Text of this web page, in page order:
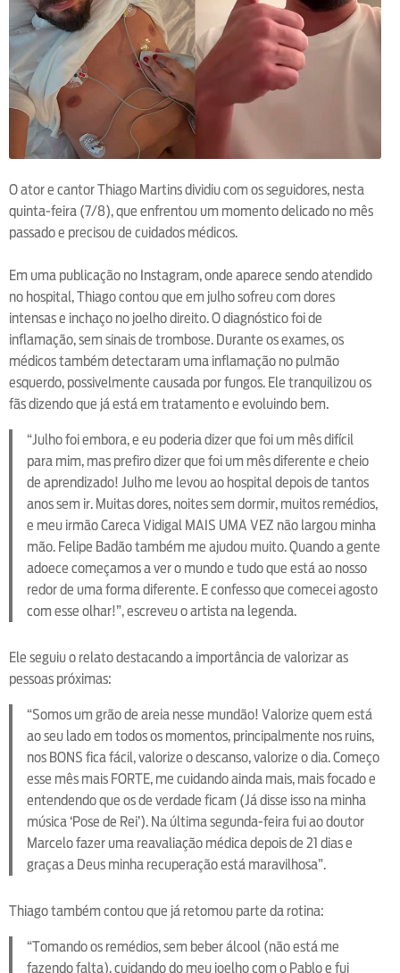
O ator e cantor Thiago Martins dividiu com os seguidores, nesta
quinta-feira (7/8), que enfrentou um momento delicado no mês
passado e precisou de cuidados médicos.
Em uma publicação no Instagram, onde aparece sendo atendido
no hospital, Thiago contou que em julho sofreu com dores
intensas e inchaço no joelho direito. O diagnóstico foi de
inflamação, sem sinais de trombose. Durante os exames, os
médicos também detectaram uma inflamação no pulmão
esquerdo, possivelmente causada por fungos. Ele tranquilizou os
fãs dizendo que já está em tratamento e evoluindo bem.
“Julho foi embora, e eu poderia dizer que foi um mês difícil
para mim, mas prefiro dizer que foi um mês diferente e cheio
de aprendizado! Julho me levou ao hospital depois de tantos
anos sem ir. Muitas dores, noites sem dormir, muitos remédios,
e meu irmão Careca Vidigal MAIS UMA VEZ não largou minha
mão. Felipe Badão também me ajudou muito. Quando a gente
adoece começamos a ver o mundo e tudo que está ao nosso
redor de uma forma diferente. E confesso que comecei agosto
com esse olhar!”, escreveu o artista na legenda.
Ele seguiu o relato destacando a importância de valorizar as
pessoas próximas:
“Somos um grão de areia nesse mundão! Valorize quem está
ao seu lado em todos os momentos, principalmente nos ruins,
nos BONS fica fácil, valorize o descanso, valorize o dia. Começo
esse mês mais FORTE, me cuidando ainda mais, mais focado e
entendendo que os de verdade ficam (Já disse isso na minha
música ‘Pose de Rei’). Na última segunda-feira fui ao doutor
Marcelo fazer uma reavaliação médica depois de 21 dias e
graças a Deus minha recuperação está maravilhosa”.
Thiago também contou que já retomou parte da rotina:
“Tomando os remédios, sem beber álcool (não está me
fazendo falta), cuidando do meu joelho com o Pablo e fui